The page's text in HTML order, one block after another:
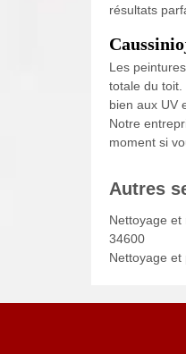
résultats
Les
totale du
bien aux UV
Notre
moment si
Autres
Nettoyage et
34600
Nettoyage et